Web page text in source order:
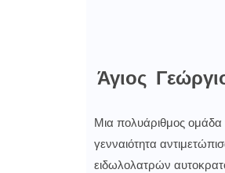
Άγιος
Μια πολυάριθμος ομάδα
γενναιότητα
ειδωλολατρών